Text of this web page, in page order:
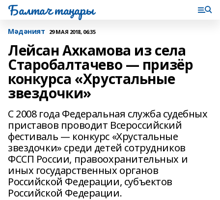
Балтач таңнары
Мәдәният 29 МАЯ 2018, 06:35
Лейсан Ахкамова из села
Старобалтачево — призёр
конкурса «Хрустальные
звездочки»
С 2008 года Федеральная служба судебных
приставов проводит Всероссийский
фестиваль — конкурс «Хрустальные
звездочки» среди детей сотрудников
ФССП России, правоохранительных и
иных государственных органов
Российской Федерации, субъектов
Российской Федерации.